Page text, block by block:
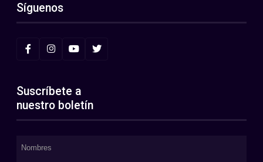
Síguenos
Suscríbete a
nuestro boletín